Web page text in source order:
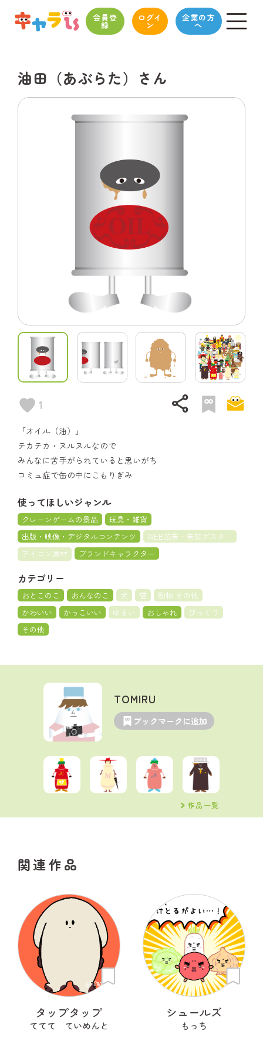
会員登
録
ログイ
ン
企業の方
へ
油田（あぶらた）さん
1 share
「オイル（油）」
テカテカ・ヌルヌルなので
みんなに苦手がられていると思いがち
コミュ症で缶の中にこもりぎみ
使ってほしいジャンル
クレーンゲームの景品
玩具・雑貨
出版・映像・デジタルコンテンツ
WEB広告・告知ポスター
アイコン素材
ブランドキャラクター
カテゴリー
おとこのこ おんなのこ 犬 猫
動物 その他
かわいい
かっこいい ゆるい おしゃれ
びっくり
その他
TOMIRU
ブックマークに追加
作品一覧
関連作品
タップタップ
ててて ていめんと
シュールズ
もっち